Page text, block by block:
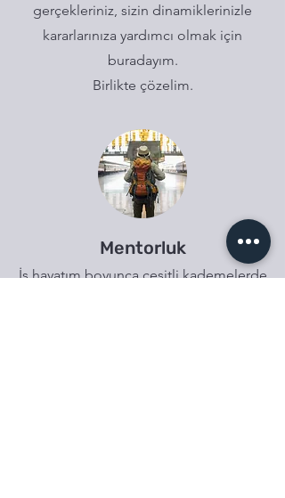
gerçekleriniz, sizin dinamiklerinizle
kararlarınıza yardımcı olmak için
buradayım.
Birlikte çözelim.
Mentorluk
İş hayatım boyunca çeşitli kademelerde